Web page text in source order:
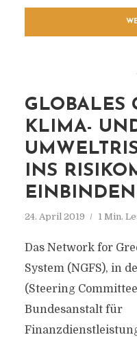
GLOBALES
KLIMA-
INS
EINBINDEN
24. April 2019 1 Min.
Das Network for
System (NGFS), in
(Steering
Bundesanstalt für